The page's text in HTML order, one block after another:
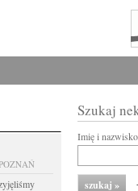
Szukaj
Imię i